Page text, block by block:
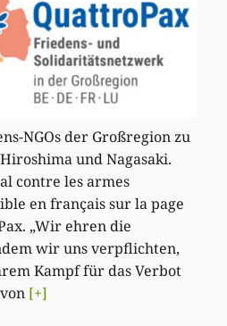
NGOs der Großregion zu
und Nagasaki.
contre les armes
en français sur la page
„Wir ehren die
wir uns verpflichten,
Kampf für das Verbot
[+]